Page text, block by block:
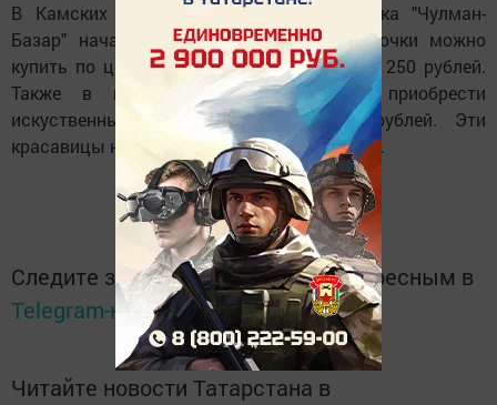
В Камских Полянах на территории рынка "Чулман-
Базар" начал работу елочный базар. Елочки можно
купить по цене от 200 рублей, сосны - от 250 рублей.
Также в магазинах поселка можно приобрести
искуственные елочки по цене 1100 рублей. Эти
красавицы ни чем не отличаются от живых.
Следите за самым важным и интересным в
Telegram-каналеТатмедиа
Читайте новости Татарстана в